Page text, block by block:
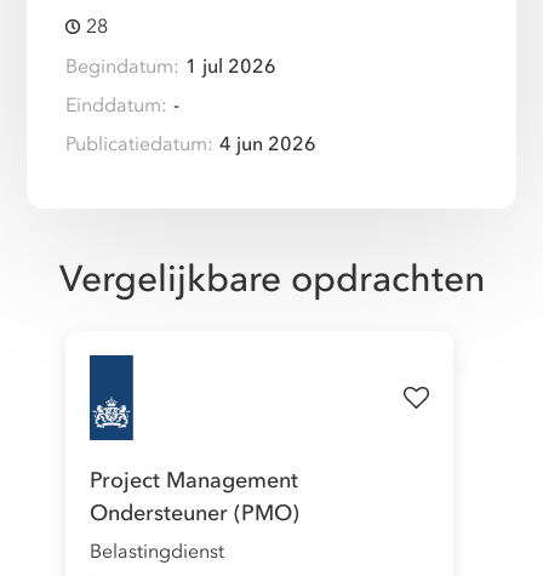
28
Begindatum: 1 jul 2026
Einddatum: -
Publicatiedatum: 4 jun 2026
Vergelijkbare opdrachten
Project Management
Ondersteuner (PMO)
Belastingdienst